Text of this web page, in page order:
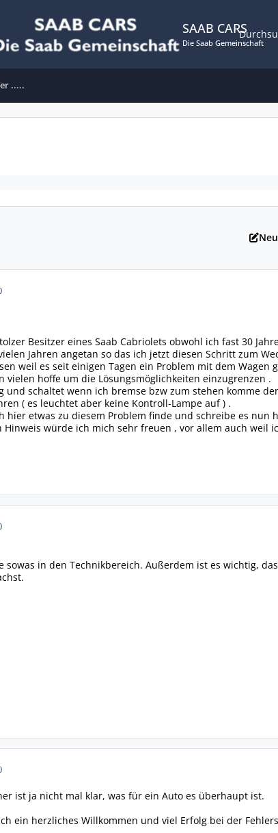
SAAB CARS
Die Saab Gemeinschaft
.....
Besitzer eines Saab Cabriolets obwohl ich fast 30
Jahren angetan so das ich jetzt diesen Schritt zum
weil es seit einigen Tagen ein Problem mit dem
vielen hoffe um die Lösungsmöglichkeiten einzugrenzen .
und schaltet wenn ich bremse bzw zum stehen komme
( es leuchtet aber keine Kontroll-Lampe auf ) .
hier etwas zu diesem Problem finde und schreibe es nun
Hinweis würde ich mich sehr freuen , vor allem auch weil
in den Technikbereich. Außerdem ist es wichtig,
ist ja nicht mal klar, was für ein Auto es überhaupt ist.
ein herzliches Willkommen und viel Erfolg bei der